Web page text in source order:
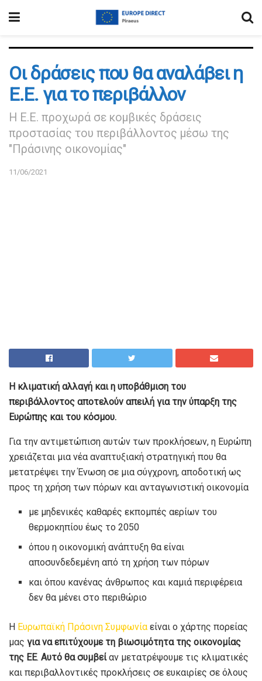
Οι δράσεις που θα αναλάβει η
Ε.Ε. για το περιβάλλον
Η Ε.Ε. προχωρά σε κομβικές δράσεις
προστασίας του περιβάλλοντος μέσω της
"Πράσινης οικονομίας"
11/06/2021
Η κλιματική αλλαγή και η υποβάθμιση του
περιβάλλοντος αποτελούν απειλή για την ύπαρξη της
Ευρώπης και του κόσμου.
Για την αντιμετώπιση αυτών των προκλήσεων, η Ευρώπη
χρειάζεται μια νέα αναπτυξιακή στρατηγική που θα
μετατρέψει την Ένωση σε μια σύγχρονη, αποδοτική ως
προς τη χρήση των πόρων και ανταγωνιστική οικονομία
με μηδενικές καθαρές εκπομπές αερίων του
θερμοκηπίου έως το 2050
όπου η οικονομική ανάπτυξη θα είναι
αποσυνδεδεμένη από τη χρήση των πόρων
και όπου κανένας άνθρωπος και καμιά περιφέρεια
δεν θα μένει στο περιθώριο
Η Ευρωπαϊκή Πράσινη Συμφωνίαείναι ο χάρτης πορείας
μας για να επιτύχουμε τη βιωσιμότητα της οικονομίας
της ΕΕ. Αυτό θα συμβεί αν μετατρέψουμε τις κλιματικές
και περιβαλλοντικές προκλήσεις σε ευκαιρίες σε όλους